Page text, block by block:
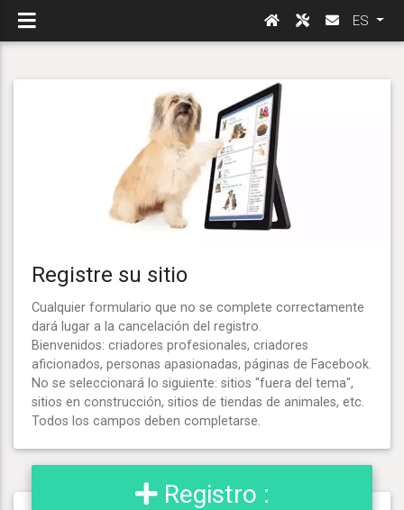
ES
Registre su sitio
Cualquier formulario que no se complete correctamente
dará lugar a la cancelación del registro.
Bienvenidos: criadores profesionales, criadores
aficionados, personas apasionadas, páginas de Facebook.
No se seleccionará lo siguiente: sitios "fuera del tema",
sitios en construcción, sitios de tiendas de animales, etc.
Todos los campos deben completarse.
Registro :